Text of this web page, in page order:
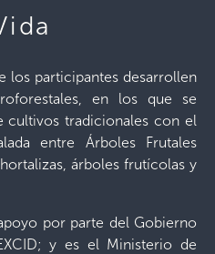
los participantes desarrollen
en los que se
tradicionales con el
entre Árboles Frutales
árboles frutícolas y
por parte del Gobierno
y es el Ministerio de